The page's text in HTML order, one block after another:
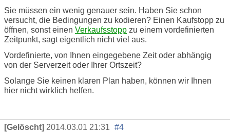
Sie müssen ein wenig genauer sein. Haben Sie schon
versucht, die Bedingungen zu kodieren? Einen Kaufstopp zu
öffnen, sonst einen Verkaufsstopp zu einem vordefinierten
Zeitpunkt, sagt eigentlich nicht viel aus.
Vordefinierte, von Ihnen eingegebene Zeit oder abhängig
von der Serverzeit oder Ihrer Ortszeit?
Solange Sie keinen klaren Plan haben, können wir Ihnen
hier nicht wirklich helfen.
[Gelöscht] 2014.03.01 21:31 #4